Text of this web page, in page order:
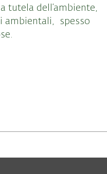
tutela dell’ambiente,
ambientali, spesso